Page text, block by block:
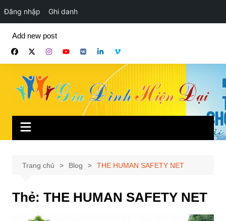
Đăng nhập Ghi danh
phần
Add new post
Trang chủ Blog THE HUMAN SAFETY NET
Thẻ: THE HUMAN SAFETY NET